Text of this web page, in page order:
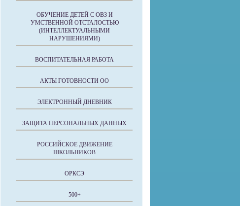
ОБУЧЕНИЕ ДЕТЕЙ С ОВЗ И
УМСТВЕННОЙ ОТСТАЛОСТЬЮ
(ИНТЕЛЛЕКТУАЛЬНЫМИ
НАРУШЕНИЯМИ)
ВОСПИТАТЕЛЬНАЯ РАБОТА
АКТЫ ГОТОВНОСТИ ОО
ЭЛЕКТРОННЫЙ ДНЕВНИК
ЗАЩИТА ПЕРСОНАЛЬНЫХ ДАННЫХ
РОССИЙСКОЕ ДВИЖЕНИЕ
ШКОЛЬНИКОВ
ОРКСЭ
500+